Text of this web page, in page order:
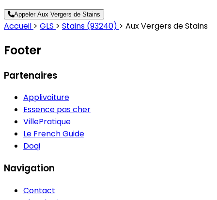
Appeler Aux Vergers de Stains
Accueil > GLS > Stains (93240) > Aux Vergers de Stains
Footer
Partenaires
Applivoiture
Essence pas cher
VillePratique
Le French Guide
Doqi
Navigation
Contact